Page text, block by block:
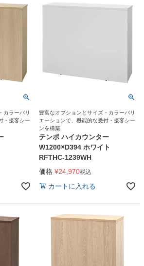
カラーバリ
・接客シー
豊富なオプションとサイズ・カラーバリ
エーションで、機能的な受付・接客シー
ンを構築
テンポ ハイカウンター
W1200×D394 ホワイト
RFTHC-1239WH
価格 ¥24,970税込
カートに入れる